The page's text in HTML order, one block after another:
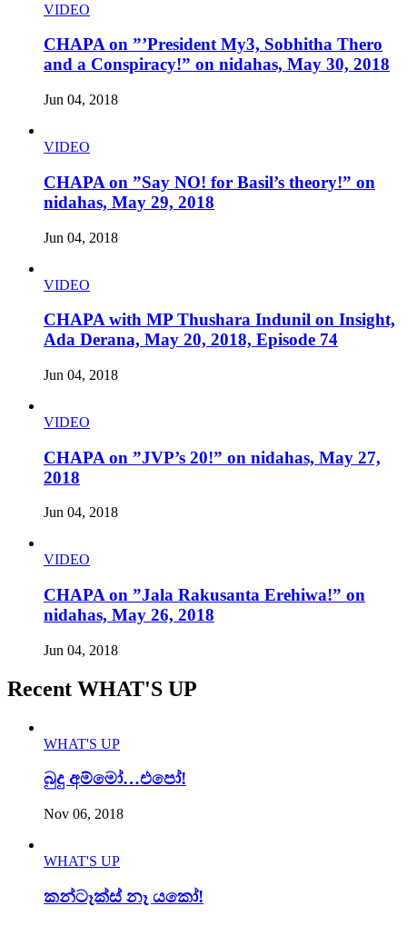
VIDEO
CHAPA on ”’President My3, Sobhitha Thero
and a Conspiracy!” on nidahas, May 30, 2018
Jun 04, 2018
VIDEO
CHAPA on ”Say NO! for Basil’s theory!” on
nidahas, May 29, 2018
Jun 04, 2018
VIDEO
CHAPA with MP Thushara Indunil on Insight,
Ada Derana, May 20, 2018, Episode 74
Jun 04, 2018
VIDEO
CHAPA on ”JVP’s 20!” on nidahas, May 27,
2018
Jun 04, 2018
VIDEO
CHAPA on ”Jala Rakusanta Erehiwa!” on
nidahas, May 26, 2018
Jun 04, 2018
Recent WHAT'S UP
WHAT'S UP
බුදු අම්මෝ…එපෝ!
Nov 06, 2018
WHAT'S UP
කන්ටෑක්ස් නෑ යකෝ!